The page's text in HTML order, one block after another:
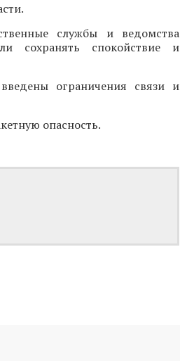
службы и ведомства
сохранять спокойствие и
ограничения связи и
опасность.